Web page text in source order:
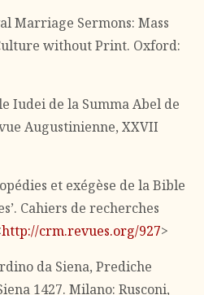
Marriage Sermons: Mass
without Print. Oxford:
Iudei de la Summa Abel de
Augustinienne, XXVII
et exégèse de la Bible
Cahiers de recherches
http://crm.revues.org/927>
da Siena, Prediche
1427. Milano: Rusconi,